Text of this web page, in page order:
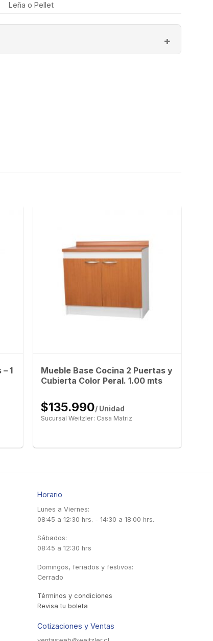
Leña o Pellet
1
Mueble Base Cocina 2 Puertas y
Cubierta Color Peral. 1.00 mts
$135.990/ Unidad
Sucursal Weitzler: Casa Matriz
Horario
Lunes a Viernes:
08:45 a 12:30 hrs. - 14:30 a 18:00 hrs.
Sábados:
08:45 a 12:30 hrs
Domingos, feriados y festivos:
Cerrado
Términos y condiciones
Revisa tu boleta
Cotizaciones y Ventas